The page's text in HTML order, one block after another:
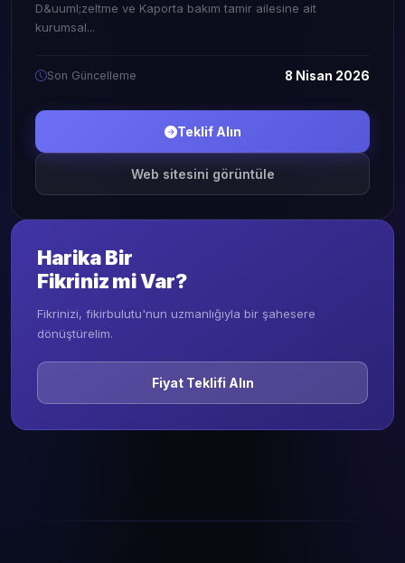
D&uuml;zeltme ve Kaporta bakım tamir ailesine ait
kurumsal...
Son Güncelleme 8 Nisan 2026
Teklif Alın
Web sitesini görüntüle
Harika Bir
Fikriniz mi Var?
Fikrinizi, fikirbulutu'nun uzmanlığıyla bir şahesere
dönüştürelim.
Fiyat Teklifi Alın